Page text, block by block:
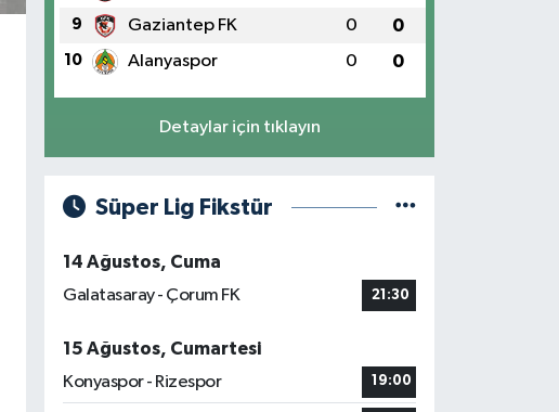
9 Gaziantep FK 0 0
10 Alanyaspor 0 0
Detaylar için tıklayın
Süper Lig Fikstür
14 Ağustos, Cuma
Galatasaray - Çorum FK
21:30
15 Ağustos, Cumartesi
Konyaspor - Rizespor
19:00